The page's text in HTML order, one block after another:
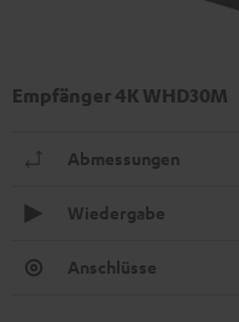
Empfänger 4K WHD30M
Abmessungen
Wiedergabe
Anschlüsse